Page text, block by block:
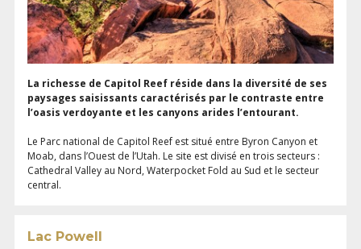
La richesse de Capitol Reef réside dans la diversité de ses
paysages saisissants caractérisés par le contraste entre
l’oasis verdoyante et les canyons arides l’entourant.
Le Parc national de Capitol Reef est situé entre Byron Canyon et
Moab, dans l’Ouest de l’Utah. Le site est divisé en trois secteurs :
Cathedral Valley au Nord, Waterpocket Fold au Sud et le secteur
central.
Lac Powell